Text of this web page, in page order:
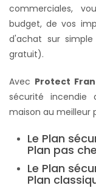
commerciales,
budget, de vos
d'achat sur
gratuit).
Avec Protect
sécurité
maison au meilleur
Le Plan
Plan pas
Le Plan
Plan